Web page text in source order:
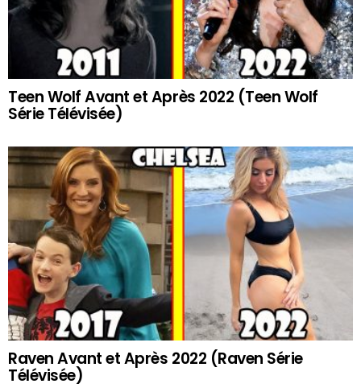
Teen Wolf Avant et Après 2022 (Teen Wolf
Série Télévisée)
Raven Avant et Après 2022 (Raven Série
Télévisée)